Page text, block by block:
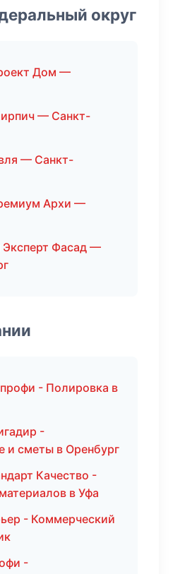
округ
Дом —
— Санкт-
— Санкт-
Архи —
Фасад —
- Полировка в
-
и сметы в Оренбург
Качество -
в Уфа
- Коммерческий
-